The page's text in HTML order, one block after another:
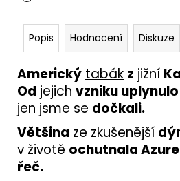
Popis Hodnocení Diskuze
Americký tabák z jižní
Od jejich vzniku
jen jsme se dočkali.
Většina ze zkušenější
v životě ochutnala Azure
řeč.